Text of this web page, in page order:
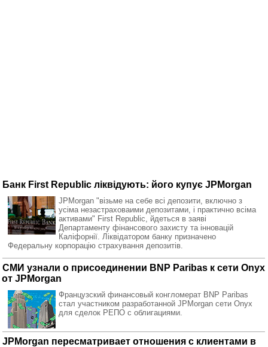
Банк First Republic ліквідують: його купує JPMorgan
JPMorgan "візьме на себе всі депозити, включно з
усіма незастраховаими депозитами, і практично всіма
активами" First Republic, йдеться в заяві
Департаменту фінансового захисту та інновацій
Каліфорнії. Ліквідатором банку призначено
Федеральну корпорацію страхування депозитів.
СМИ узнали о присоединении BNP Paribas к cети Onyx
от JPMorgan
Французский финансовый конгломерат BNP Paribas
стал участником разработанной JPMorgan сети Onyx
для сделок РЕПО с облигациями.
JPMorgan пересматривает отношения с клиентами в